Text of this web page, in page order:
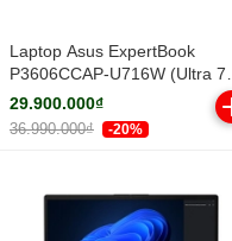
Laptop Asus ExpertBook
P3606CCAP-U716W (Ultra 7
255H/ 16GB/ 512GB SSD/ 16
inch WUXGA/ Win11/ Grey)
29.900.000₫
36.990.000₫ -20%